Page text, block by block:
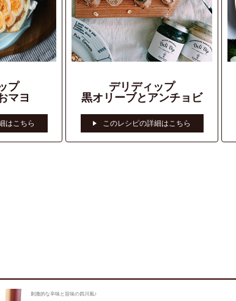
刺激的な辛味と旨味の四川風♪